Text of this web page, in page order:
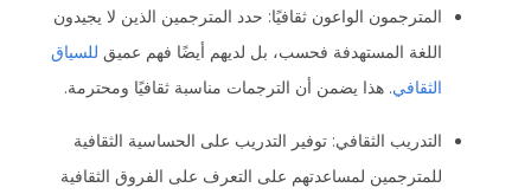
المترجمون الواعون ثقافيًا: حدد المترجمين الذين لا يجيدون
اللغة المستهدفة فحسب، بل لديهم أيضًا فهم عميق للسياق
الثقافي. هذا يضمن أن الترجمات مناسبة ثقافيًا ومحترمة.
التدريب الثقافي: توفير التدريب على الحساسية الثقافية
للمترجمين لمساعدتهم على التعرف على الفروق الثقافية